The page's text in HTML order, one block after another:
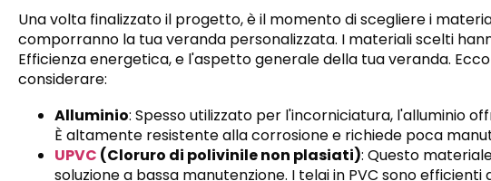
Una volta finalizzato il progetto, è il momento di scegliere i
comporranno la tua veranda personalizzata. I materiali scelti
Efficienza energetica, e l'aspetto generale della tua veranda.
considerare:
Alluminio: Spesso utilizzato per l'incorniciatura, l'alluminio
È altamente resistente alla corrosione e richiede poca
UPVC (Cloruro di polivinile non plasiati): Questo
soluzione a bassa manutenzione. I telai in PVC sono